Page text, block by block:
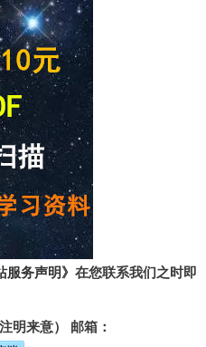
服务声明》 在您联系我们之时即
明来意） 邮箱：